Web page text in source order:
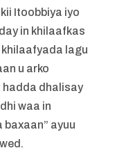
Itoobbiya iyo
in khilaafkas
lagu
u arko
hadda dhalisay
waa in
ayuu